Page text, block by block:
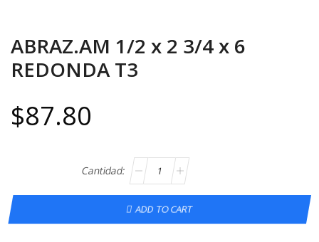
ABRAZ.AM 1/2 x 2 3/4 x 6
REDONDA T3
$87.80
ADD TO CART